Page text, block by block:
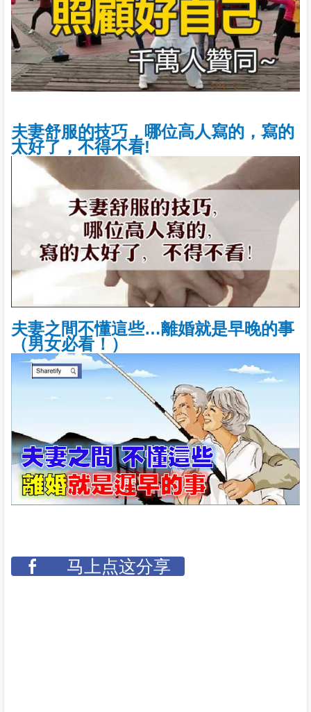
夫妻舒服的技巧，哪位高人寫的，寫的
太好了，不得不看!
夫妻之間不懂這些…離婚就是早晚的事
（男女必看！）
马上点这分享